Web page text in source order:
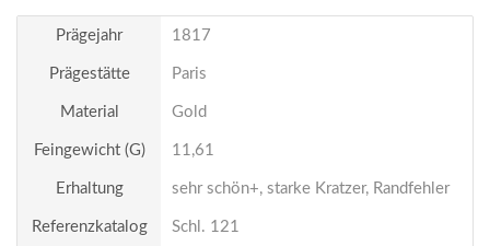
Prägejahr 1817
Prägestätte Paris
Material Gold
Feingewicht (g) 11,61
Erhaltung sehr schön+, starke Kratzer, Randfehler
Referenzkatalog Schl. 121